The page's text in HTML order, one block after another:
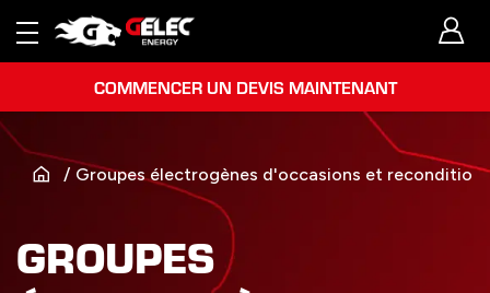
COMMENCER UN DEVIS MAINTENANT
Groupes électrogènes d'occasions et
GROUPES